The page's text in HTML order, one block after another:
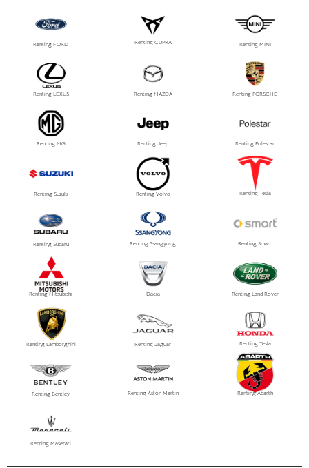
Renting FORD Renting CUPRA Renting MINI
Renting LEXUS Renting MAZDA Renting PORSCHE
Renting MG Renting Jeep Renting Polestar
Renting Suzuki Renting Volvo Renting Tesla
Renting Subaru Renting Ssangyong Renting Smart
Renting Mitsubishi Dacia Renting Land Rover
Renting Lamborghini Renting Jaguar Renting Tesla
Renting Bentley Renting Aston Martin Renting Abarth
Renting Maserati